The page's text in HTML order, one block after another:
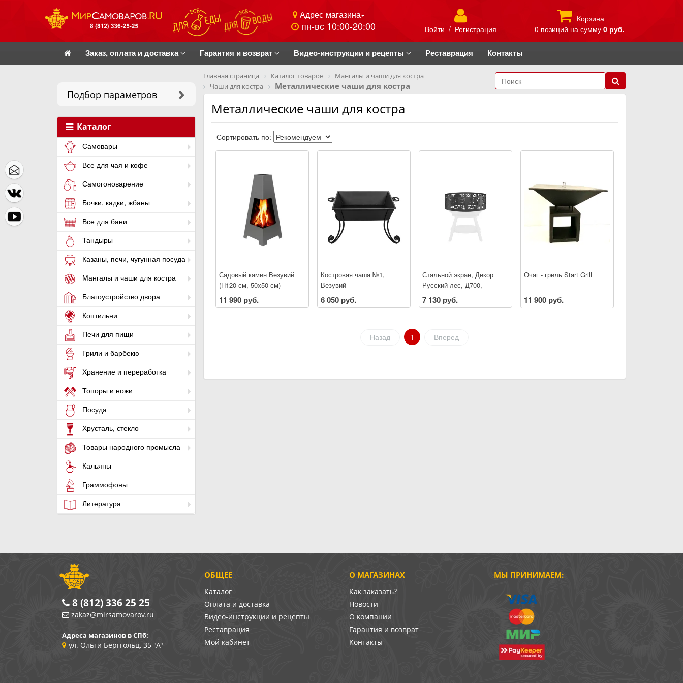
Адрес магазина
пн-вс 10:00-20:00 Войти / Регистрация
Корзина
0 позиций на сумму 0 руб.
Заказ, оплата и доставка Гарантия и возврат Видео-инструкции и рецепты Реставрация Контакты
Подбор параметров
Каталог
Самовары
Все для чая и кофе
Самогоноварение
Бочки, кадки, жбаны
Все для бани
Тандыры
Казаны, печи, чугунная посуда
Мангалы и чаши для костра
Благоустройство двора
Коптильни
Печи для пищи
Грили и барбекю
Хранение и переработка
Топоры и ножи
Посуда
Хрусталь, стекло
Товары народного промысла
Кальяны
Граммофоны
Литература
Главная страница Каталог товаров
Мангалы и чаши для костра
Чаши для костра
Металлические чаши для костра
Металлические чаши для костра
Сортировать по:
Садовый камин Везувий
(Н120 см, 50х50 см)
11 990 руб.
Костровая чаша №1,
Везувий
6 050 руб.
Стальной экран, Декор
Русский лес, Д700,
Везувий
7 130 руб.
Очаг - гриль Start Grill
11 900 руб.
Назад 1 Вперед
О МАГАЗИНАХ
Как заказать?
Новости
О компании
Гарантия и возврат
Контакты
ОБЩЕЕ
Каталог
Оплата и доставка
Видео-инструкции и рецепты
Реставрация
Мой кабинет
МЫ ПРИНИМАЕМ:
8 (812) 336 25 25
zakaz@mirsamovarov.ru
Адреса магазинов в СПб:
ул. Ольги Берггольц, 35 "А"